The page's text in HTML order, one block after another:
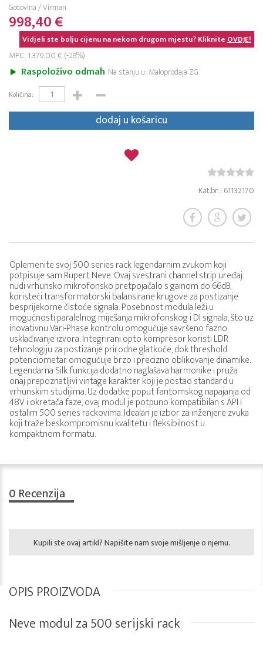
Gotovina / Virman
998,40 €
Vidjeli ste bolju cijenu na nekom drugom mjestu? KlikniteOVDJE!
MPC: 1.379,00 € (-28%)
Raspoloživo odmah Na stanju u: Maloprodaja ZG
Količina:
dodaj u košaricu
Kat.br. : 61132170
Oplemenite svoj 500 series rack legendarnim zvukom koji
potpisuje sam Rupert Neve. Ovaj svestrani channel strip uređaj
nudi vrhunsko mikrofonsko pretpojačalo s gainom do 66dB,
koristeći transformatorski balansirane krugove za postizanje
besprijekorne čistoće signala. Posebnost modula leži u
mogućnosti paralelnog miješanja mikrofonskog i DI signala, što uz
inovativnu Vari-Phase kontrolu omogućuje savršeno fazno
usklađivanje izvora. Integrirani opto kompresor koristi LDR
tehnologiju za postizanje prirodne glatkoće, dok threshold
potenciometar omogućuje brzo i precizno oblikovanje dinamike.
Legendarna Silk funkcija dodatno naglašava harmonike i pruža
onaj prepoznatljivi vintage karakter koji je postao standard u
vrhunskim studijima. Uz dodatke poput fantomskog napajanja od
48V i okretača faze, ovaj modul je potpuno kompatibilan s API i
ostalim 500 series rackovima. Idealan je izbor za inženjere zvuka
koji traže beskompromisnu kvalitetu i fleksibilnost u
kompaktnom formatu.
0 Recenzija
Kupili ste ovaj artikl? Napišite nam svoje mišljenje o njemu.
OPIS PROIZVODA
Neve modul za 500 serijski rack